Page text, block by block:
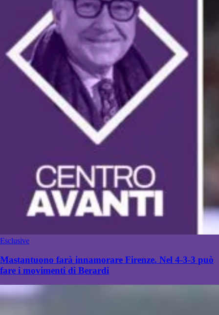
Esclusive
Mastantuono farà innamorare Firenze. Nel 4-3-3 può
fare i movimenti di Berardi